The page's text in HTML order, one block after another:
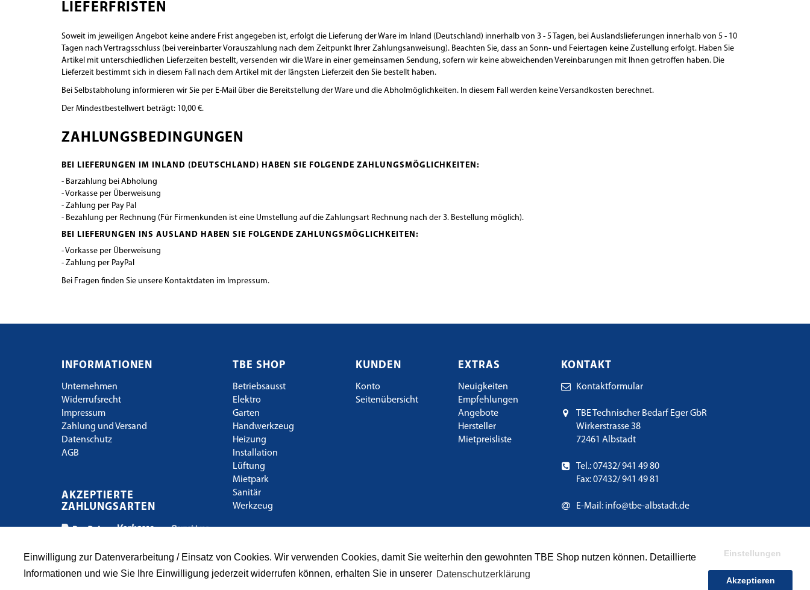
Einwilligung zur Datenverarbeitung / Einsatz von Cookies. Wir verwenden Cookies, damit Sie weiterhin den gewohnten TBE Shop nutzen können. Detaillierte
Informationen und wie Sie Ihre Einwilligung jederzeit widerrufen können, erhalten Sie in unserer Datenschutzerklärung
Einstellungen
Akzeptieren
LIEFERFRISTEN
Soweit im jeweiligen Angebot keine andere Frist angegeben ist, erfolgt die Lieferung der Ware im Inland (Deutschland) innerhalb von 3 - 5 Tagen, bei Auslandslieferungen innerhalb von 5 - 10
Tagen nach Vertragsschluss (bei vereinbarter Vorauszahlung nach dem Zeitpunkt Ihrer Zahlungsanweisung). Beachten Sie, dass an Sonn- und Feiertagen keine Zustellung erfolgt. Haben Sie
Artikel mit unterschiedlichen Lieferzeiten bestellt, versenden wir die Ware in einer gemeinsamen Sendung, sofern wir keine abweichenden Vereinbarungen mit Ihnen getroffen haben. Die
Lieferzeit bestimmt sich in diesem Fall nach dem Artikel mit der längsten Lieferzeit den Sie bestellt haben.
Bei Selbstabholung informieren wir Sie per E-Mail über die Bereitstellung der Ware und die Abholmöglichkeiten. In diesem Fall werden keine Versandkosten berechnet.
Der Mindestbestellwert beträgt: 10,00 €.
ZAHLUNGSBEDINGUNGEN
BEI LIEFERUNGEN IM INLAND (DEUTSCHLAND) HABEN SIE FOLGENDE ZAHLUNGSMÖGLICHKEITEN:
- Barzahlung bei Abholung
- Vorkasse per Überweisung
- Zahlung per Pay Pal
- Bezahlung per Rechnung (Für Firmenkunden ist eine Umstellung auf die Zahlungsart Rechnung nach der 3. Bestellung möglich).
BEI LIEFERUNGEN INS AUSLAND HABEN SIE FOLGENDE ZAHLUNGSMÖGLICHKEITEN:
- Vorkasse per Überweisung
- Zahlung per PayPal
Bei Fragen finden Sie unsere Kontaktdaten im Impressum.
INFORMATIONEN
Unternehmen
Widerrufsrecht
Impressum
Zahlung und Versand
Datenschutz
AGB
AKZEPTIERTE
ZAHLUNGSARTEN
TBE SHOP
Betriebsausst
Elektro
Garten
Handwerkzeug
Heizung
Installation
Lüftung
Mietpark
Sanitär
Werkzeug
KUNDEN
Konto
Seitenübersicht
EXTRAS
Neuigkeiten
Empfehlungen
Angebote
Hersteller
Mietpreisliste
KONTAKT
Kontaktformular
TBE Technischer Bedarf Eger GbR
Wirkerstrasse 38
72461 Albstadt
Tel.: 07432/ 941 49 80
Fax: 07432/ 941 49 81
E-Mail: info@tbe-albstadt.de